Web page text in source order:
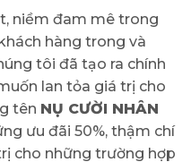
niềm đam mê trong
hàng trong và
tôi đã tạo ra chính
lan tỏa giá trị cho
tên NỤ CƯỜI NHÂN
ưu đãi 50%, thậm chí
cho những trường hợp